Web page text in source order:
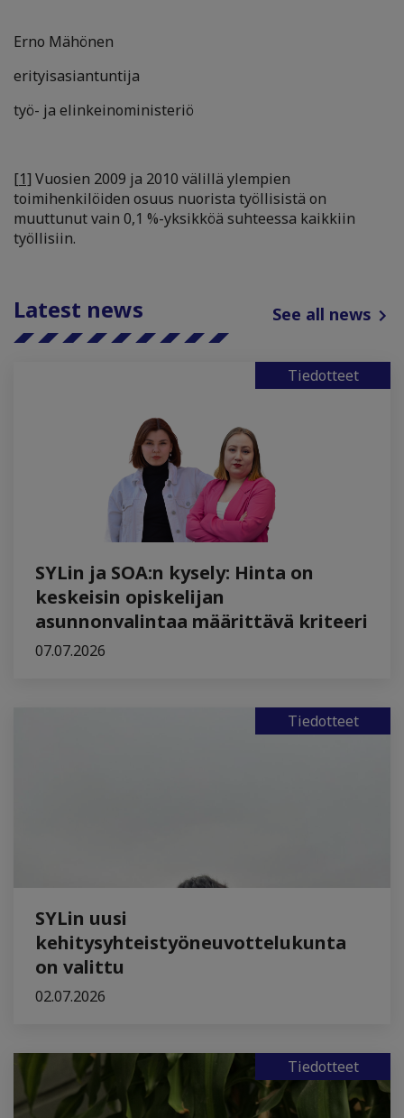
Erno Mähönen
erityisasiantuntija
työ- ja elinkeinoministeriö
[1] Vuosien 2009 ja 2010 välillä ylempien
toimihenkilöiden osuus nuorista työllisistä on
muuttunut vain 0,1 %-yksikköä suhteessa kaikkiin
työllisiin.
Latest news See all news
Tiedotteet
SYLin ja SOA:n kysely: Hinta on
keskeisin opiskelijan
asunnonvalintaa määrittävä kriteeri
07.07.2026
Tiedotteet
SYLin uusi
kehitysyhteistyöneuvottelukunta
on valittu
02.07.2026
Tiedotteet